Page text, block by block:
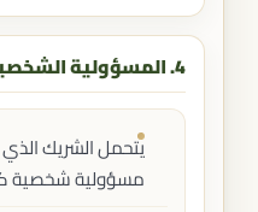
4. المسؤولية الشخصية
يتحمل الشريك
مسؤولية شخصية